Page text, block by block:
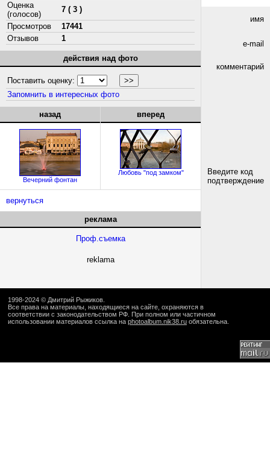
Оценка
(голосов)
7 ( 3 )
Просмотров
17441
Отзывов
1
действия над фото
Поставить оценку:
Запомнить в интересных фото
назад
Вечерний фонтан
вперед
Любовь "под замком"
вернуться
реклама
Проф.съемка
reklama
имя
e-mail
комментарий
Введите код
подтверждение
1998-2024 © Дмитрий Рыжиков
Все права на материалы, находящиеся на сайте, охраняются в
соответствии с законодательством РФ. При полном или частичном
использовании материалов ссылка на photoalbum.nik38.ru обязательна.